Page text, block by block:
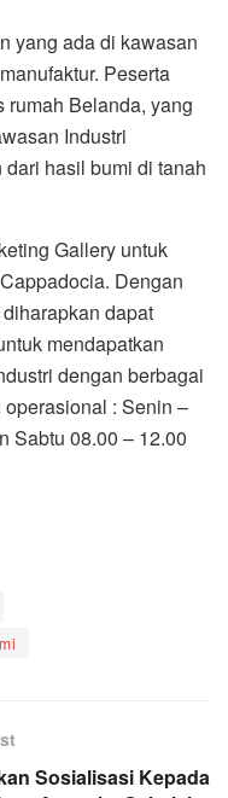
yang ada di kawasan
Peserta
Belanda, yang
Industri
hasil bumi di tanah
Gallery untuk
Dengan
dapat
mendapatkan
dengan berbagai
: Senin –
Sabtu 08.00 – 12.00
Sosialisasi Kepada